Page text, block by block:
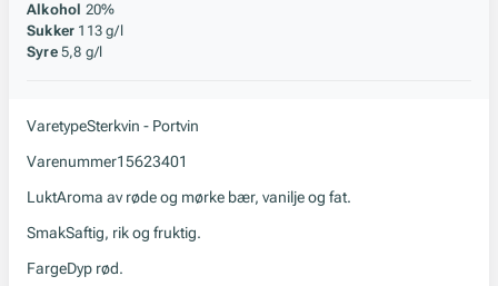
Alkohol 20%
Sukker 113 g/l
Syre 5,8 g/l
VaretypeSterkvin - Portvin
Varenummer15623401
LuktAroma av røde og mørke bær, vanilje og fat.
SmakSaftig, rik og fruktig.
FargeDyp rød.